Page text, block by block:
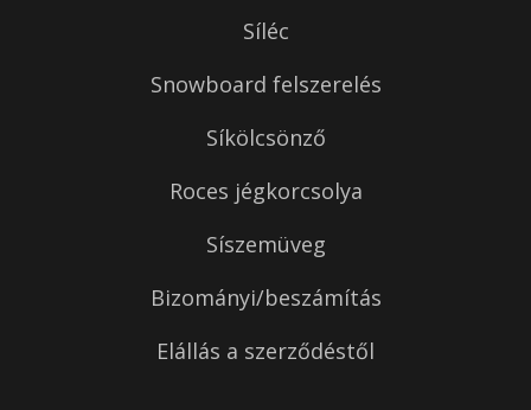
Síléc
Snowboard felszerelés
Síkölcsönző
Roces jégkorcsolya
Síszemüveg
Bizományi/beszámítás
Elállás a szerződéstől